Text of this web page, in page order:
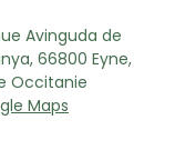
Avinguda de
66800 Eyne,
Occitanie
Maps